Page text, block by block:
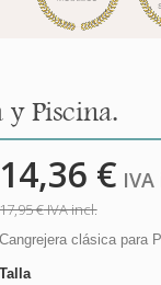
y Piscina.
14,36 €
€IVA incl.
Cangrejera clásica para
Talla